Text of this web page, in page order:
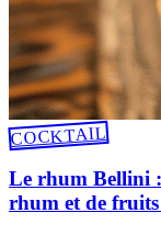
COCKTAIL
Le rhum Bellini :
rhum et de fruits